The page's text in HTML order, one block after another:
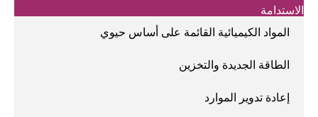
الاستدامة
المواد الكيميائية القائمة على أساس حيوي
الطاقة الجديدة والتخزين
إعادة تدوير الموارد